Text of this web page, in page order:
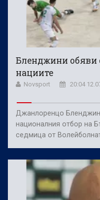
Бленджини обяви
нациите
Novsport 20:04
Джанлоренцо
националния отбор на
седмица от